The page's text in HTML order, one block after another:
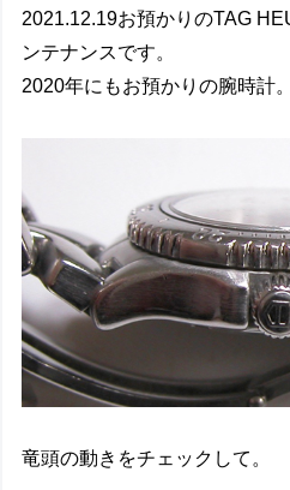
2021.12.19お預かりのTAG
ンテナンスです。
2020年にもお預かりの腕時計。
竜頭の動きをチェックして。